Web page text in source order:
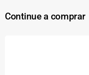
Continue a comprar